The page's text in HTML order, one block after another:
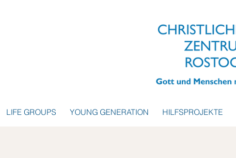
LIFE GROUPS YOUNG GENERATION HILFSPROJEKTE